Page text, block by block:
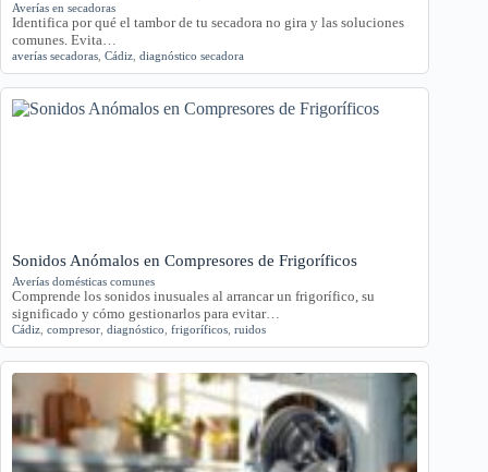
Averías en secadoras
Identifica por qué el tambor de tu secadora no gira y las soluciones
comunes. Evita…
averías secadoras Cádiz diagnóstico secadora
Sonidos Anómalos en Compresores de Frigoríficos
Averías domésticas comunes
Comprende los sonidos inusuales al arrancar un frigorífico, su
significado y cómo gestionarlos para evitar…
Cádiz compresor diagnóstico frigoríficos ruidos